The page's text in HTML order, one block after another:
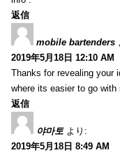
返信
mobile bartenders
2019年5月18日 12:10 AM
Thanks for revealing your
where its easier to go
返信
야마토 より:
2019年5月18日 8:49 AM